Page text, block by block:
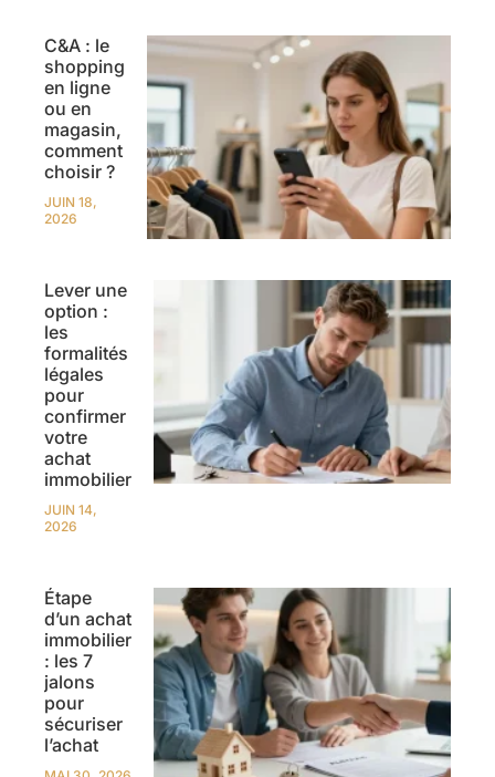
C&A : le
shopping
en ligne
ou en
magasin,
comment
choisir ?
JUIN 18,
2026
Lever une
option :
les
formalités
légales
pour
confirmer
votre
achat
immobilier
JUIN 14,
2026
Étape
d’un achat
immobilier
: les 7
jalons
pour
sécuriser
l’achat